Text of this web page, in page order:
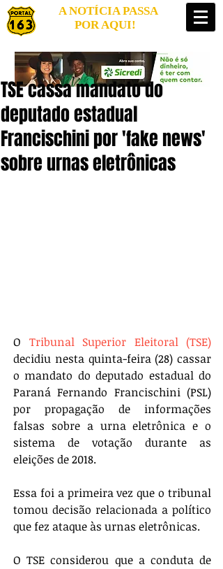
A NOTÍCIA PASSA
POR AQUI!
TSE cassa mandato do
deputado estadual
Francischini por 'fake news'
sobre urnas eletrônicas
O Tribunal Superior Eleitoral (TSE)
decidiu nesta quinta-feira (28) cassar
o mandato do deputado estadual do
Paraná Fernando Francischini (PSL)
por propagação de informações
falsas sobre a urna eletrônica e o
sistema de votação durante as
eleições de 2018.
Essa foi a primeira vez que o tribunal
tomou decisão relacionada a político
que fez ataque às urnas eletrônicas.
O TSE considerou que a conduta de